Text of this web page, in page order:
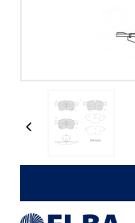
Previous